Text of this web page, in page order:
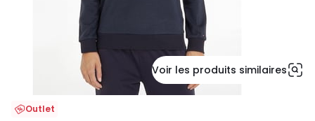
Voir les produits similaires
Outlet